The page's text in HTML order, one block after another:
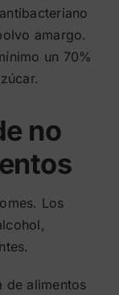
amargo.
un 70%
no
Los
de alimentos